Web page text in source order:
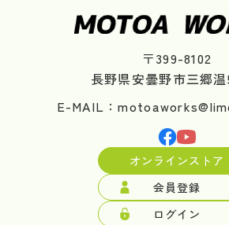
〒399-8102
長野県安曇野市三郷
E-MAIL：
オンラインストア
会員登録
ログイン